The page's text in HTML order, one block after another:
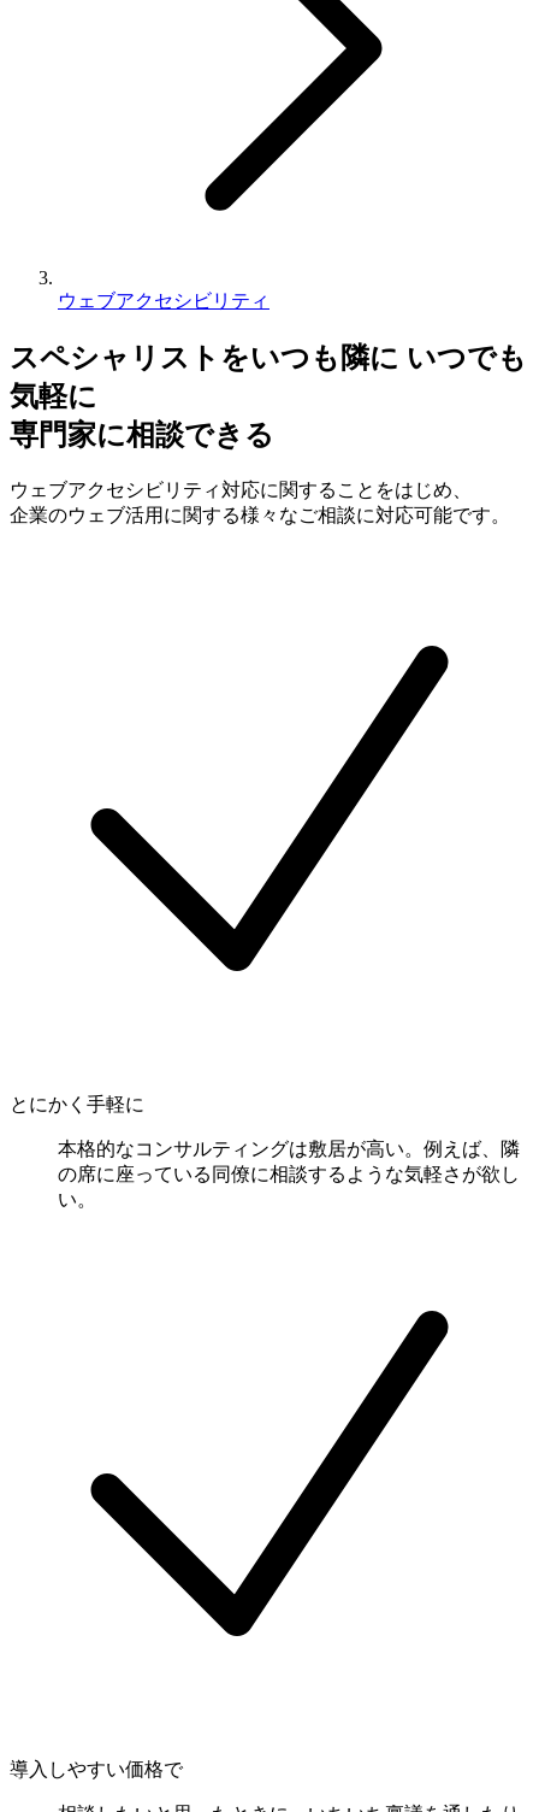
ウェブアクセシビリティ
スペシャリストをいつも隣に いつでも
気軽に
専門家に相談できる
ウェブアクセシビリティ対応に関することをはじめ、
企業のウェブ活用に関する様々なご相談に対応可能です。
とにかく手軽に
本格的なコンサルティングは敷居が高い。例えば、隣
の席に座っている同僚に相談するような気軽さが欲し
い。
導入しやすい価格で